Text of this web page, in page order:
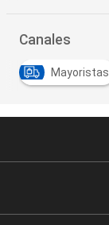
Canales
Mayoristas